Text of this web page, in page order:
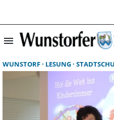
menu
WUNSTORF LESUNG